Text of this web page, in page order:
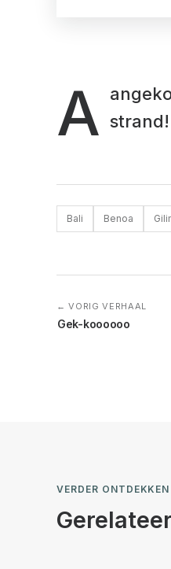
A strand!
Bali Benoa
← VORIG VERHAAL
Gek-koooooo
VERDER ONTDEKKEN